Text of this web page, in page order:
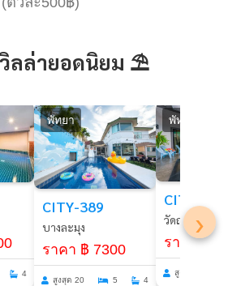
ลล่ายอดนิยม ⛱️
›
4
พัทยา
CITY-389
บางละมุง
ราคา ฿ 7300
สูงสุด 20 5 4
พัทยา
CITY-291
วัดญาณ
ราคา ฿
สูงสุด 15